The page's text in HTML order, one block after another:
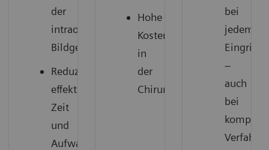
der
intraoperativen
Bildgebung
Reduziert
effektiv
Zeit
und
Aufwand
Hohe
Kosteneffizienz
in
der
Chirurgie
bei
jedem
Eingriff
–
auch
bei
Verfahren